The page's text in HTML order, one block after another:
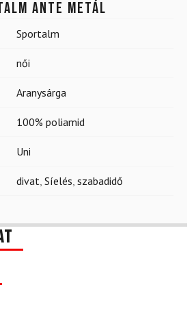
Ante metál
Sportalm
női
Aranysárga
100% poliamid
Uni
divat Síelés szabadidő